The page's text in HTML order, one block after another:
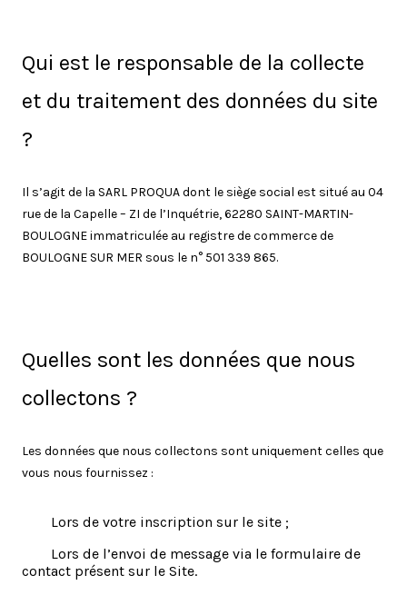
Qui est le responsable de la collecte
et du traitement des données du site
?
Il s’agit de la SARL PROQUA dont le siège social est situé au 04
rue de la Capelle – ZI de l’Inquétrie, 62280 SAINT-MARTIN-
BOULOGNE immatriculée au registre de commerce de
BOULOGNE SUR MER sous le n° 501 339 865.
Quelles sont les données que nous
collectons ?
Les données que nous collectons sont uniquement celles que
vous nous fournissez :
Lors de votre inscription sur le site ;
Lors de l’envoi de message via le formulaire de
contact présent sur le Site.